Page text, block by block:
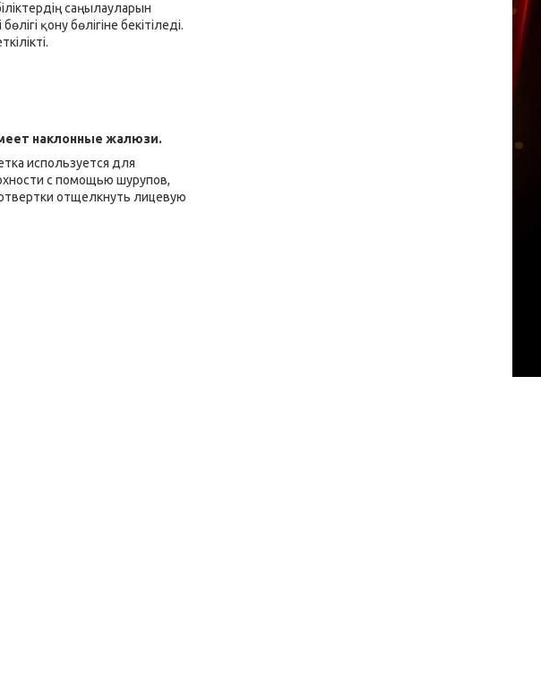
саңылауларын
қону бөлігіне бекітіледі.
наклонные жалюзи.
используется для
с помощью шурупов,
отщелкнуть лицевую